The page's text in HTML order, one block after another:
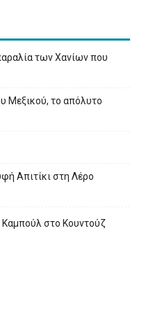
των Χανίων που
Μεξικού, το απόλυτο
Απιτίκι στη Λέρο
στο Κουντούζ